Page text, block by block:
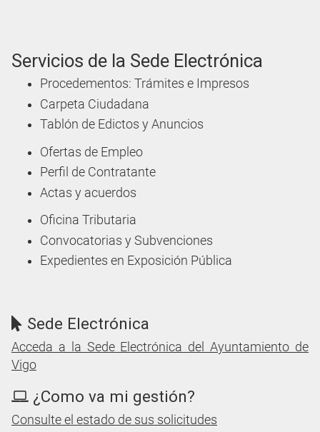
Servicios de la Sede Electrónica
Procedementos: Trámites e Impresos
Carpeta Ciudadana
Tablón de Edictos y Anuncios
Ofertas de Empleo
Perfil de Contratante
Actas y acuerdos
Oficina Tributaria
Convocatorias y Subvenciones
Expedientes en Exposición Pública
Sede Electrónica
Acceda a la Sede Electrónica del Ayuntamiento de
Vigo
¿Como va mi gestión?
Consulte el estado de sus solicitudes